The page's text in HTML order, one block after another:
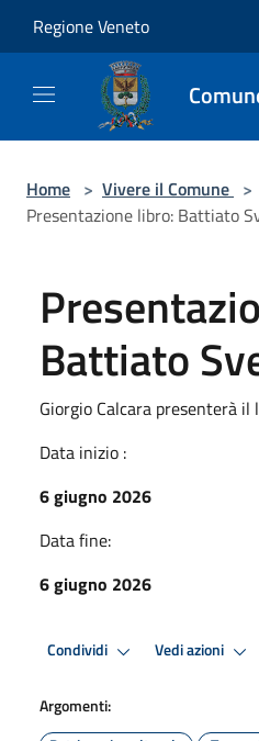
Regione Veneto
Home > Vivere il Comune >
Presentazione libro: Battiato
Battiato
Giorgio Calcara presenterà
Data inizio :
6 giugno 2026
Data fine:
6 giugno 2026
Condividi Vedi azioni
Argomenti: